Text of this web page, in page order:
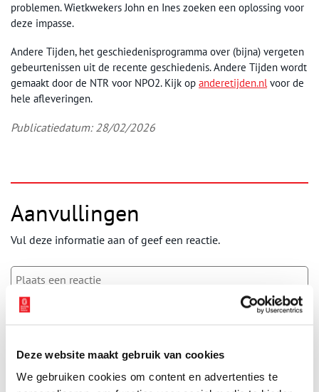
Deze website maakt gebruik van cookies
We gebruiken cookies om content en advertenties te
problemen. Wietkwekers John en Ines zoeken een oplossing voor
deze impasse.
Andere Tijden, het geschiedenisprogramma over (bijna) vergeten
gebeurtenissen uit de recente geschiedenis. Andere Tijden wordt
gemaakt door de NTR voor NPO2. Kijk op anderetijden.nlvoor de
hele afleveringen.
Publicatiedatum: 28/02/2026
Aanvullingen
Vul deze informatie aan of geef een reactie.
Vereiste velden zijn gemarkeerd met *. Het e-mailadres wordt niet
Naam*